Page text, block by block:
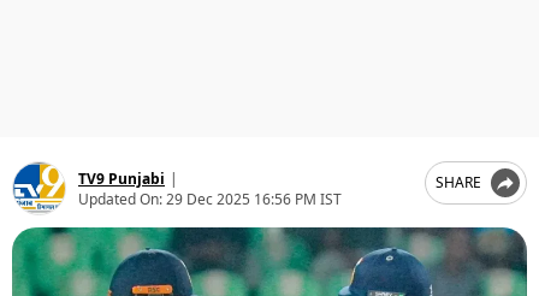
TV9 Punjabi |
Updated On:29 Dec 2025 16:56 PM IST
SHARE